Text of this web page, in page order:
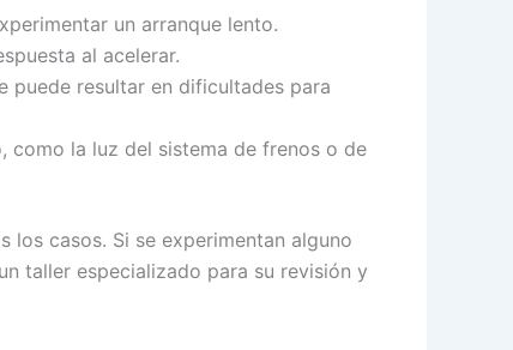
un arranque lento.
al acelerar.
puede resultar en dificultades para
como la luz del sistema de frenos o de
los casos. Si se experimentan alguno
taller especializado para su revisión y